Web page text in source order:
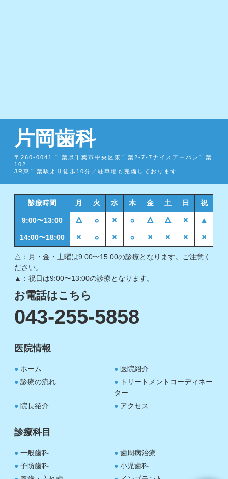
片岡歯科
〒260-0041 千葉県千葉市中央区東千葉2-7-7ナイスアーバン千葉
102
JR東千葉駅より徒歩10分／駐車場も完備しております
診療時間 月 火 水 木 金 土 日 祝
9:00〜13:00 △ ○ × ○ △ △ × ▲
14:00〜18:00 × ○ × ○ × × × ×
△：月・金・土曜は9:00〜15:00の診療となります。ご注意く
ださい。
▲：祝日は9:00〜13:00の診療となります。
お電話はこちら
043-255-5858
医院情報
ホーム
医院紹介
診療の流れ
トリートメントコーディネー
ター
院長紹介
アクセス
診療科目
一般歯科
歯周病治療
予防歯科
小児歯科